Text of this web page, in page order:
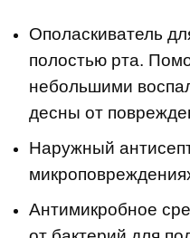
Ополаскиватель
полостью рта.
небольшими
десны от
Наружный
Антимикробное